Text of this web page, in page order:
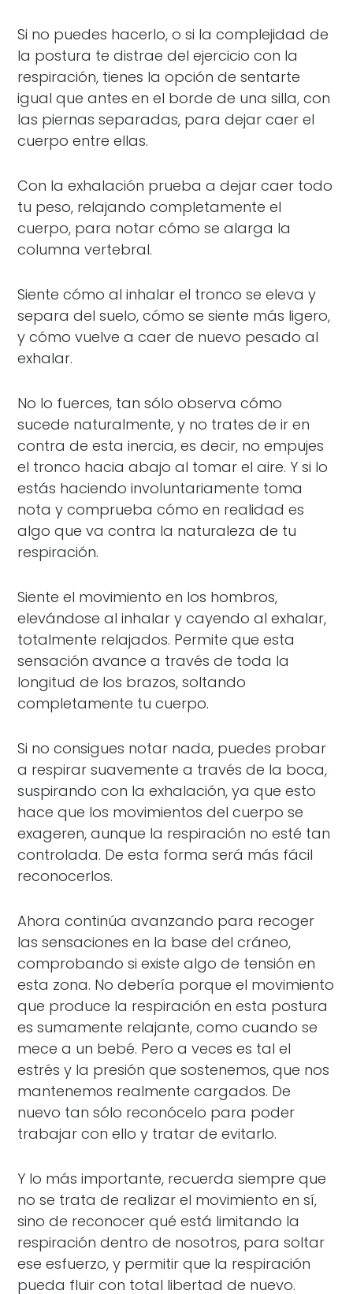
Si no puedes hacerlo, o si la complejidad de
la postura te distrae del ejercicio con la
respiración, tienes la opción de sentarte
igual que antes en el borde de una silla, con
las piernas separadas, para dejar caer el
cuerpo entre ellas.
Con la exhalación prueba a dejar caer todo
tu peso, relajando completamente el
cuerpo, para notar cómo se alarga la
columna vertebral.
Siente cómo al inhalar el tronco se eleva y
separa del suelo, cómo se siente más ligero,
y cómo vuelve a caer de nuevo pesado al
exhalar.
No lo fuerces, tan sólo observa cómo
sucede naturalmente, y no trates de ir en
contra de esta inercia, es decir, no empujes
el tronco hacia abajo al tomar el aire. Y si lo
estás haciendo involuntariamente toma
nota y comprueba cómo en realidad es
algo que va contra la naturaleza de tu
respiración.
Siente el movimiento en los hombros,
elevándose al inhalar y cayendo al exhalar,
totalmente relajados. Permite que esta
sensación avance a través de toda la
longitud de los brazos, soltando
completamente tu cuerpo.
Si no consigues notar nada, puedes probar
a respirar suavemente a través de la boca,
suspirando con la exhalación, ya que esto
hace que los movimientos del cuerpo se
exageren, aunque la respiración no esté tan
controlada. De esta forma será más fácil
reconocerlos.
Ahora continúa avanzando para recoger
las sensaciones en la base del cráneo,
comprobando si existe algo de tensión en
esta zona. No debería porque el movimiento
que produce la respiración en esta postura
es sumamente relajante, como cuando se
mece a un bebé. Pero a veces es tal el
estrés y la presión que sostenemos, que nos
mantenemos realmente cargados. De
nuevo tan sólo reconócelo para poder
trabajar con ello y tratar de evitarlo.
Y lo más importante, recuerda siempre que
no se trata de realizar el movimiento en sí,
sino de reconocer qué está limitando la
respiración dentro de nosotros, para soltar
ese esfuerzo, y permitir que la respiración
pueda fluir con total libertad de nuevo.